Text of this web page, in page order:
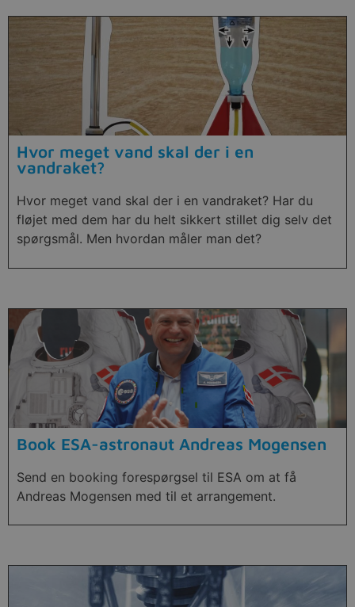
Hvor meget vand skal der i en
vandraket?
Hvor meget vand skal der i en vandraket? Har du
fløjet med dem har du helt sikkert stillet dig selv det
spørgsmål. Men hvordan måler man det?
Book ESA-astronaut Andreas Mogensen
Send en booking forespørgsel til ESA om at få
Andreas Mogensen med til et arrangement.